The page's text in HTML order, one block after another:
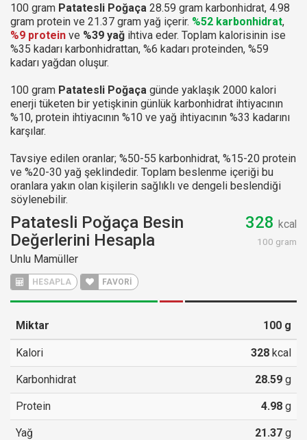
100 gram Patatesli Poğaça 28.59 gram karbonhidrat, 4.98
gram protein ve 21.37 gram yağ içerir. %52 karbonhidrat,
%9 protein ve %39 yağ ihtiva eder. Toplam kalorisinin ise
%35 kadarı karbonhidrattan, %6 kadarı proteinden, %59
kadarı yağdan oluşur.
100 gram Patatesli Poğaça günde yaklaşık 2000 kalori
enerji tüketen bir yetişkinin günlük karbonhidrat ihtiyacının
%10, protein ihtiyacının %10 ve yağ ihtiyacının %33 kadarını
karşılar.
Tavsiye edilen oranlar; %50-55 karbonhidrat, %15-20 protein
ve %20-30 yağ şeklindedir. Toplam beslenme içeriği bu
oranlara yakın olan kişilerin sağlıklı ve dengeli beslendiği
söylenebilir.
Patatesli Poğaça Besin
Değerlerini Hesapla
Unlu Mamüller
HESAPLA FAVORİ
328 kcal
100 gram
Miktar 100 g
Kalori 328 kcal
Karbonhidrat 28.59 g
Protein 4.98 g
Yağ 21.37 g